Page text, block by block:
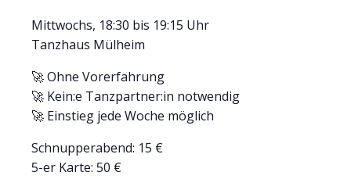
Mittwochs, 18:30 bis 19:15 Uhr
Tanzhaus Mülheim
🚀 Ohne Vorerfahrung
🚀 Kein:e Tanzpartner:in notwendig
🚀 Einstieg jede Woche möglich
Schnupperabend: 15 €
5-er Karte: 50 €